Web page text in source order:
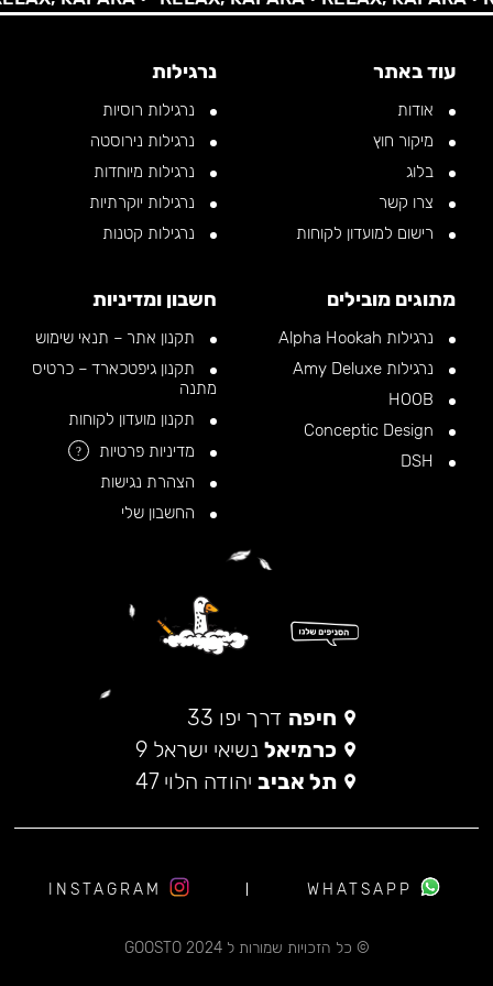
עוד באתר
אודות
מיקור חוץ
בלוג
צרו קשר
רישום למועדון לקוחות
נרגילות
נרגילות רוסיות
נרגילות נירוסטה
נרגילות מיוחדות
נרגילות יוקרתיות
נרגילות קטנות
מתוגים מובילים
נרגילות Alpha Hookah
נרגילות Amy Deluxe
חשבון ומדיניות
תקנון אתר – תנאי שימוש
תקנון גיפטכארד – כרטיס
מתנה
תקנון מועדון לקוחות
מדיניות פרטיות
?
הצהרת נגישות
החשבון שלי
חיפה דרך יפו 33
כרמיאל נשיאי ישראל 9
תל אביב יהודה הלוי 47
© כל הזכויות שמורות ל 2024 GOOSTO
WHATSAPP
INSTAGRAM